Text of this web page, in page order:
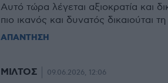
Αυτό τώρα λέγεται αξιοκρατία και
πιο ικανός και δυνατός δικαιούται
ΑΠΑΝΤΗΣΗ
ΜΙΛΤΟΣ 09.06.2026, 12:06